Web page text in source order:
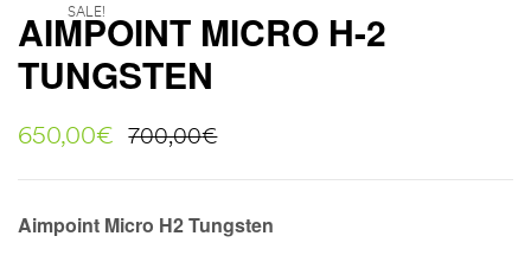
SALE!
AIMPOINT MICRO H-2
TUNGSTEN
700,00€
650,00€
Aimpoint Micro H2 Tungsten